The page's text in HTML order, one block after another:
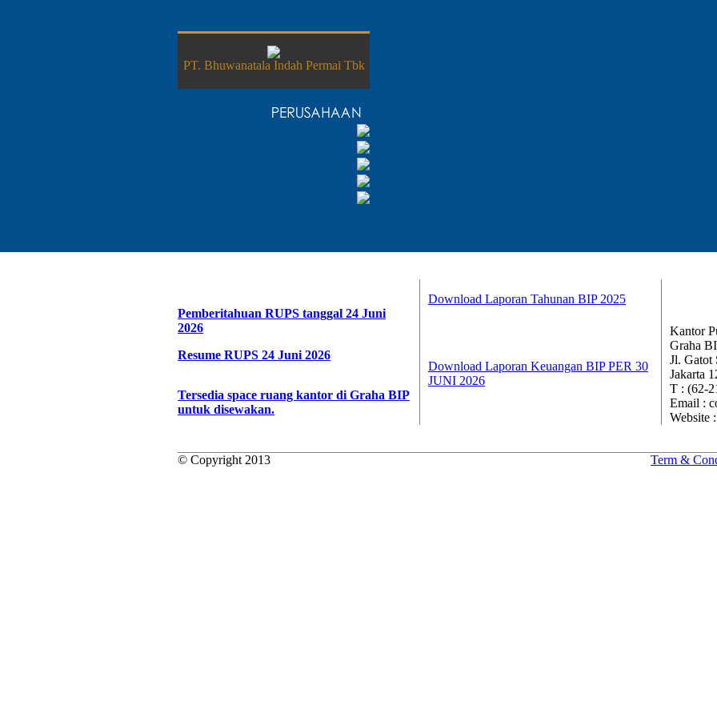
PT. Bhuwanatala Indah Permai Tbk
Pemberitahuan RUPS tanggal 24 Juni
2026
Resume RUPS 24 Juni 2026
Tersedia space ruang kantor di Graha BIP
untuk disewakan.
Download Laporan Tahunan BIP 2025
Download Laporan Keuangan BIP PER 30
JUNI 2026
Kantor
Graha
Jl. Gatot
Jakarta
T : (62-
Email :
Website
© Copyright 2013 Term &